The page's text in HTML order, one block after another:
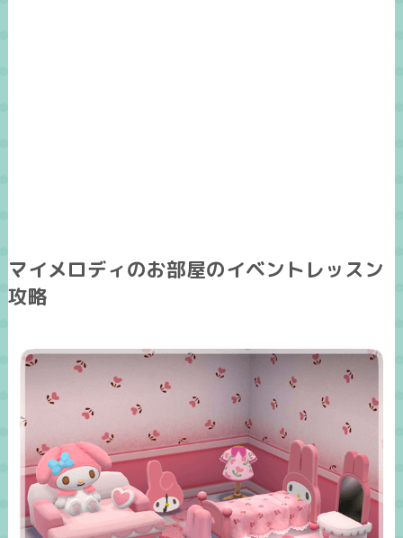
マイメロディのお部屋のイベントレッスン
攻略